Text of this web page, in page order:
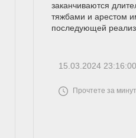
заканчиваются
тяжбами и арестом
последующей
15.03.2024 23:16:00
Прочтете за минут